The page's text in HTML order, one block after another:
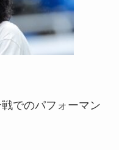
でのパフォーマン